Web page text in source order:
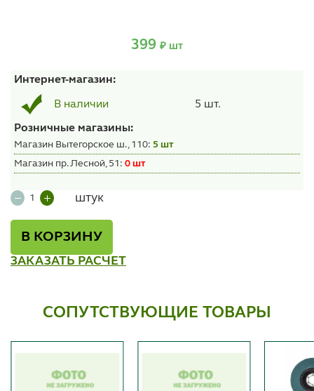
399 ₽ шт
Интернет-магазин:
В наличии 5 шт.
Розничные магазины:
Магазин Вытегорское ш., 110: 5 шт
Магазин пр. Лесной, 51: 0 шт
штук
В КОРЗИНУ
ЗАКАЗАТЬ РАСЧЕТ
СОПУТСТВУЮЩИЕ ТОВАРЫ